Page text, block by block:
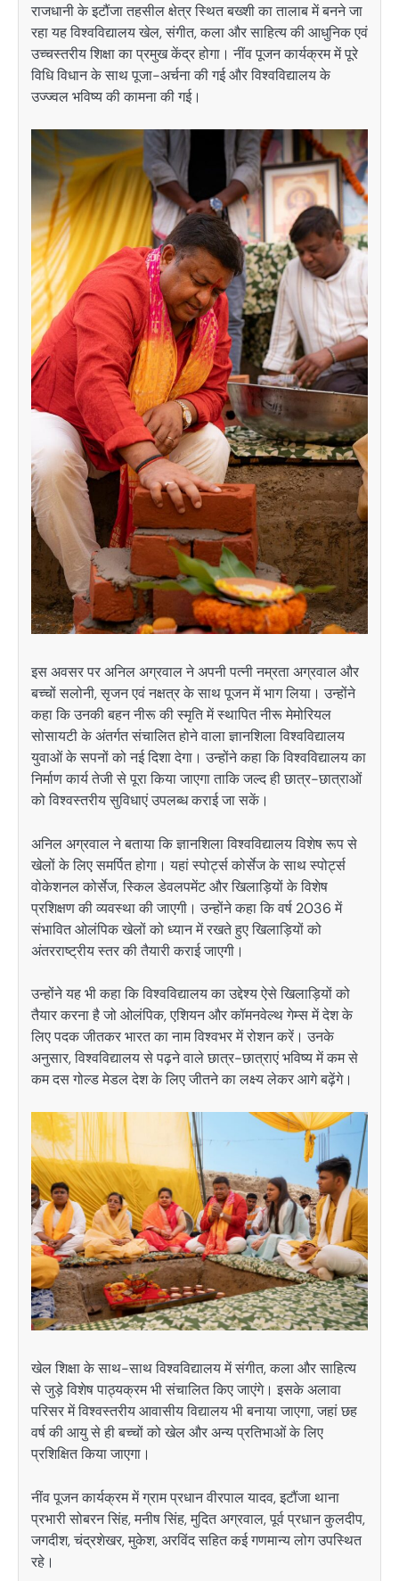
राजधानी के इटौंजा तहसील क्षेत्र स्थित बख्शी का तालाब में बनने जा
रहा यह विश्वविद्यालय खेल, संगीत, कला और साहित्य की आधुनिक एवं
उच्चस्तरीय शिक्षा का प्रमुख केंद्र होगा। नींव पूजन कार्यक्रम में पूरे
विधि विधान के साथ पूजा-अर्चना की गई और विश्वविद्यालय के
उज्ज्वल भविष्य की कामना की गई।
इस अवसर पर अनिल अग्रवाल ने अपनी पत्नी नम्रता अग्रवाल और
बच्चों सलोनी, सृजन एवं नक्षत्र के साथ पूजन में भाग लिया। उन्होंने
कहा कि उनकी बहन नीरू की स्मृति में स्थापित नीरू मेमोरियल
सोसायटी के अंतर्गत संचालित होने वाला ज्ञानशिला विश्वविद्यालय
युवाओं के सपनों को नई दिशा देगा। उन्होंने कहा कि विश्वविद्यालय का
निर्माण कार्य तेजी से पूरा किया जाएगा ताकि जल्द ही छात्र-छात्राओं
को विश्वस्तरीय सुविधाएं उपलब्ध कराई जा सकें।
अनिल अग्रवाल ने बताया कि ज्ञानशिला विश्वविद्यालय विशेष रूप से
खेलों के लिए समर्पित होगा। यहां स्पोर्ट्स कोर्सेज के साथ स्पोर्ट्स
वोकेशनल कोर्सेज, स्किल डेवलपमेंट और खिलाड़ियों के विशेष
प्रशिक्षण की व्यवस्था की जाएगी। उन्होंने कहा कि वर्ष 2036 में
संभावित ओलंपिक खेलों को ध्यान में रखते हुए खिलाड़ियों को
अंतरराष्ट्रीय स्तर की तैयारी कराई जाएगी।
उन्होंने यह भी कहा कि विश्वविद्यालय का उद्देश्य ऐसे खिलाड़ियों को
तैयार करना है जो ओलंपिक, एशियन और कॉमनवेल्थ गेम्स में देश के
लिए पदक जीतकर भारत का नाम विश्वभर में रोशन करें। उनके
अनुसार, विश्वविद्यालय से पढ़ने वाले छात्र-छात्राएं भविष्य में कम से
कम दस गोल्ड मेडल देश के लिए जीतने का लक्ष्य लेकर आगे बढ़ेंगे।
खेल शिक्षा के साथ-साथ विश्वविद्यालय में संगीत, कला और साहित्य
से जुड़े विशेष पाठ्यक्रम भी संचालित किए जाएंगे। इसके अलावा
परिसर में विश्वस्तरीय आवासीय विद्यालय भी बनाया जाएगा, जहां छह
वर्ष की आयु से ही बच्चों को खेल और अन्य प्रतिभाओं के लिए
प्रशिक्षित किया जाएगा।
नींव पूजन कार्यक्रम में ग्राम प्रधान वीरपाल यादव, इटौंजा थाना
प्रभारी सोबरन सिंह, मनीष सिंह, मुदित अग्रवाल, पूर्व प्रधान कुलदीप,
जगदीश, चंद्रशेखर, मुकेश, अरविंद सहित कई गणमान्य लोग उपस्थित
रहे।